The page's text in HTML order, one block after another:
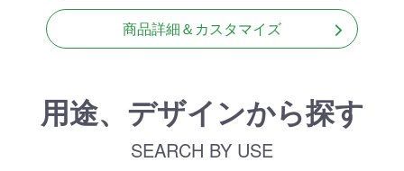
LCDスクリーン搭載
商品詳細＆カスタマイズ
用途、デザインから探す
SEARCH BY USE